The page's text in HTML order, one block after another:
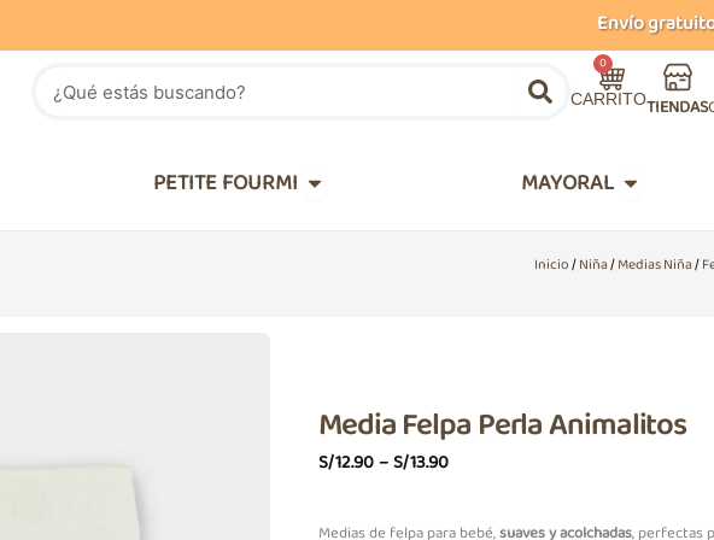
Envío gratuito
0
Carrito
TIENDAS
PETITE FOURMI Abrir PETITE FOURMI MAYORAL Abrir
Inicio/Niña/Medias Niña/
Media Felpa Perla Animalitos
S/12.90 –S/13.90Price
Medias de felpa para bebé,suaves y acolchadas, perfectas